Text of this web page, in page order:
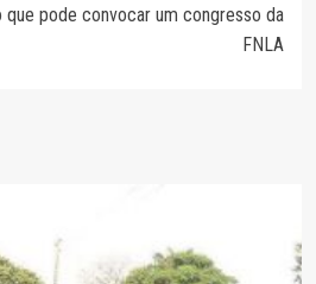
que pode convocar um congresso da
FNLA